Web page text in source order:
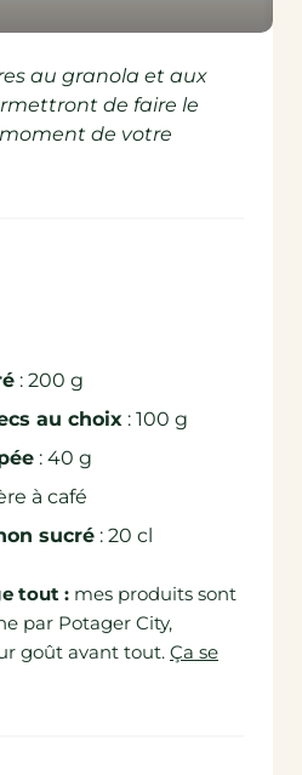
au granola et aux
de faire le
de votre
: 200 g
au choix : 100 g
: 40 g
à café
sucré : 20 cl
tout : mes produits sont
par Potager City,
goût avant tout. Ça se